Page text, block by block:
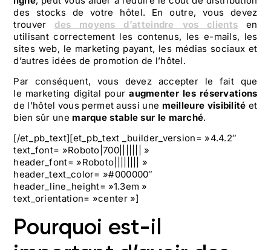
des stocks de votre hôtel. En outre, vous devez
trouver des moyens d’atteindre vos clients en
utilisant correctement les contenus, les e-mails, les
sites web, le marketing payant, les médias sociaux et
d’autres idées de promotion de l’hôtel.
Par conséquent, vous devez accepter le fait que
le marketing digital pouraugmenter les réservations
de l’hôtel vous permet aussi une meilleure visibilité et
bien sûr une marque stable sur le marché.
[/et_pb_text][et_pb_text _builder_version= »4.4.2″
text_font= »Roboto|700||||||| »
header_font= »Roboto|||||||| »
header_text_color= »#000000″
header_line_height= »1.3em »
text_orientation= »center »]
Pourquoi est-il